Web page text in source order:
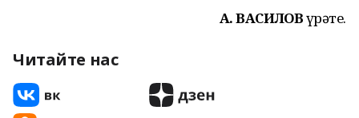
А. ВАСИЛОВһүрәте.
Читайте нас